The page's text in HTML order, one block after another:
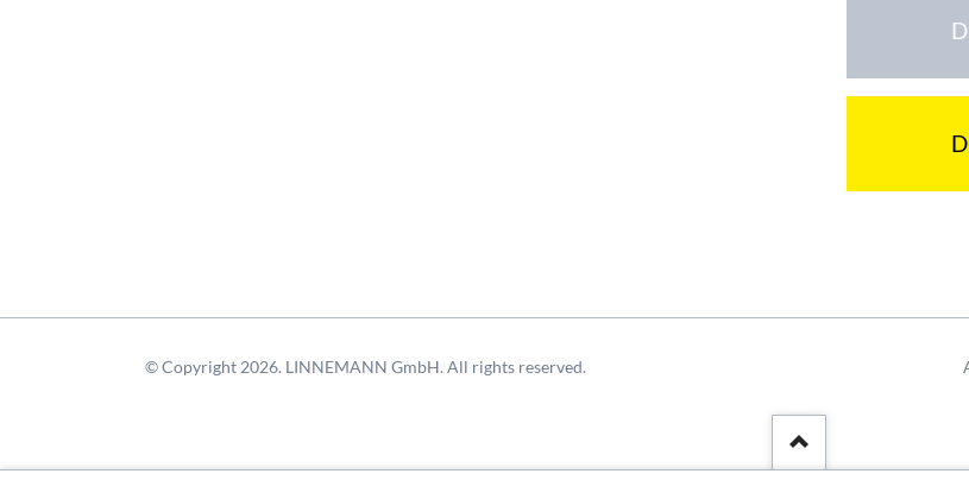
© Copyright 2026. LINNEMANN GmbH. All rights reserved.